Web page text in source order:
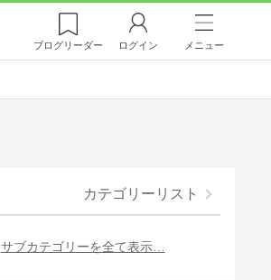
ブログリーダー ログイン メニュー
カテゴリーリスト
サブカテゴリーを全て表示…